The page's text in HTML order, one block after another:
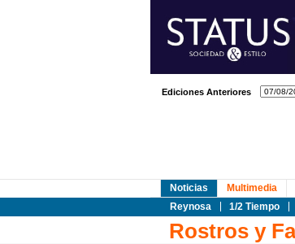
Ediciones Anteriores
Noticias
Reynosa
1/2 Tiempo
Multimedia
Rostros y